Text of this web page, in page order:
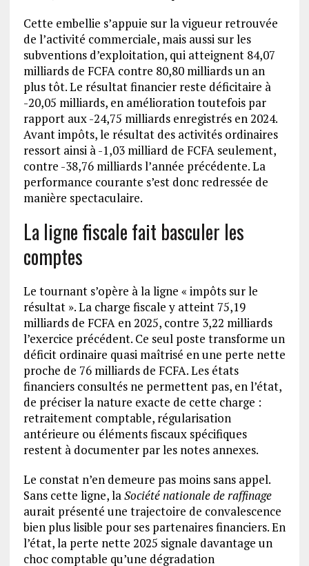
Cette embellie s’appuie sur la vigueur retrouvée
de l’activité commerciale, mais aussi sur les
subventions d’exploitation, qui atteignent 84,07
milliards de FCFA contre 80,80 milliards un an
plus tôt. Le résultat financier reste déficitaire à
-20,05 milliards, en amélioration toutefois par
rapport aux -24,75 milliards enregistrés en 2024.
Avant impôts, le résultat des activités ordinaires
ressort ainsi à -1,03 milliard de FCFA seulement,
contre -38,76 milliards l’année précédente. La
performance courante s’est donc redressée de
manière spectaculaire.
La ligne fiscale fait basculer les
comptes
Le tournant s’opère à la ligne « impôts sur le
résultat ». La charge fiscale y atteint 75,19
milliards de FCFA en 2025, contre 3,22 milliards
l’exercice précédent. Ce seul poste transforme un
déficit ordinaire quasi maîtrisé en une perte nette
proche de 76 milliards de FCFA. Les états
financiers consultés ne permettent pas, en l’état,
de préciser la nature exacte de cette charge :
retraitement comptable, régularisation
antérieure ou éléments fiscaux spécifiques
restent à documenter par les notes annexes.
Le constat n’en demeure pas moins sans appel.
Sans cette ligne, laSociété nationale de raffinage
aurait présenté une trajectoire de convalescence
bien plus lisible pour ses partenaires financiers. En
l’état, la perte nette 2025 signale davantage un
choc comptable qu’une dégradation